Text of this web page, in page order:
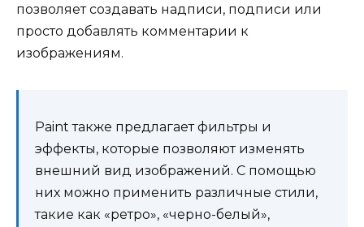
позволяет создавать надписи, подписи или
просто добавлять комментарии к
изображениям.
Paint также предлагает фильтры и
эффекты, которые позволяют изменять
внешний вид изображений. С помощью
них можно применить различные стили,
такие как «ретро», «черно-белый»,